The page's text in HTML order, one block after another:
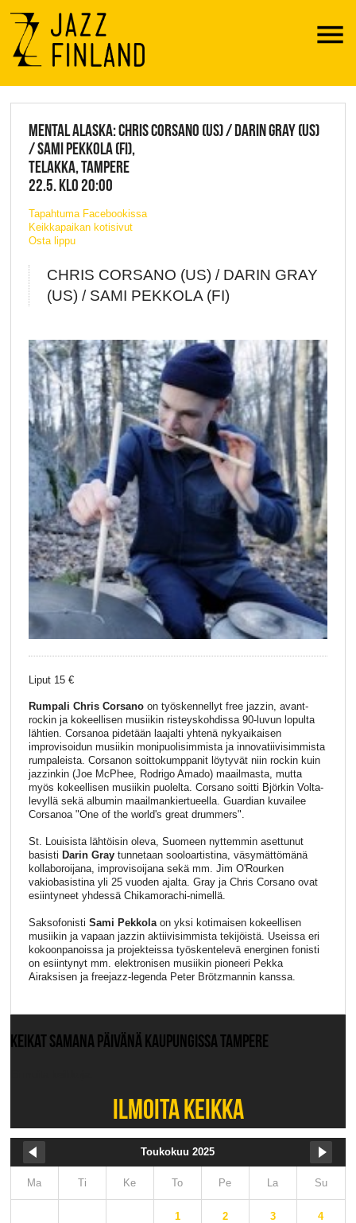
Menu
JAZZ FINLAND LIVE
MENTAL ALASKA: CHRIS CORSANO (US) / DARIN GRAY (US)
/ SAMI PEKKOLA (FI),
TELAKKA, TAMPERE
22.5. KLO 20:00
Tapahtuma Facebookissa
Keikkapaikan kotisivut
Osta lippu
CHRIS CORSANO (US) / DARIN GRAY
(US) / SAMI PEKKOLA (FI)
Liput 15 €
Rumpali Chris Corsanoon työskennellyt free jazzin, avant-
rockin ja kokeellisen musiikin risteyskohdissa 90-luvun lopulta
lähtien. Corsanoa pidetään laajalti yhtenä nykyaikaisen
improvisoidun musiikin monipuolisimmista ja innovatiivisimmista
rumpaleista. Corsanon soittokumppanit löytyvät niin rockin kuin
jazzinkin (Joe McPhee, Rodrigo Amado) maailmasta, mutta
myös kokeellisen musiikin puolelta. Corsano soitti Björkin Volta-
levyllä sekä albumin maailmankiertueella. Guardian kuvailee
Corsanoa "One of the world's great drummers".
St. Louisista lähtöisin oleva, Suomeen nyttemmin asettunut
basisti Darin Graytunnetaan sooloartistina, väsymättömänä
kollaboroijana, improvisoijana sekä mm. Jim O'Rourken
vakiobasistina yli 25 vuoden ajalta. Gray ja Chris Corsano ovat
esiintyneet yhdessä Chikamorachi-nimellä.
Saksofonisti Sami Pekkolaon yksi kotimaisen kokeellisen
musiikin ja vapaan jazzin aktiivisimmista tekijöistä. Useissa eri
kokoonpanoissa ja projekteissa työskentelevä energinen fonisti
on esiintynyt mm. elektronisen musiikin pioneeri Pekka
Airaksisen ja freejazz-legenda Peter Brötzmannin kanssa.
KEIKAT SAMANA PÄIVÄNÄ KAUPUNGISSA TAMPERE
ILMOITA KEIKKA
Toukokuu 2025
Ma Ti Ke To Pe La Su
1 2 3 4